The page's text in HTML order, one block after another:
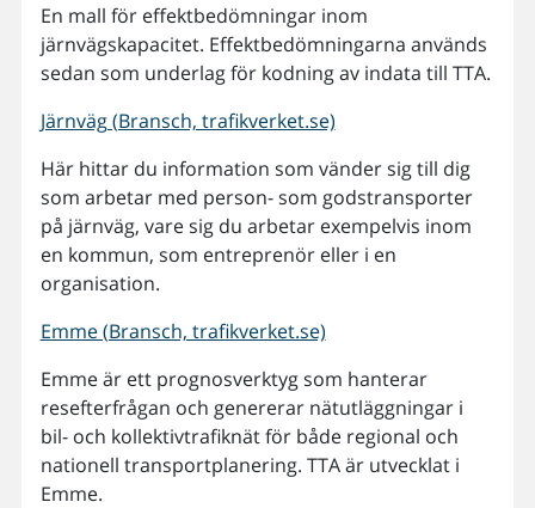
En mall för effektbedömningar inom
järnvägskapacitet. Effektbedömningarna används
sedan som underlag för kodning av indata till TTA.
Järnväg (Bransch, trafikverket.se)
Här hittar du information som vänder sig till dig
som arbetar med person- som godstransporter
på järnväg, vare sig du arbetar exempelvis inom
en kommun, som entreprenör eller i en
organisation.
Emme (Bransch, trafikverket.se)
Emme är ett prognosverktyg som hanterar
resefterfrågan och genererar nätutläggningar i
bil- och kollektivtrafiknät för både regional och
nationell transportplanering. TTA är utvecklat i
Emme.